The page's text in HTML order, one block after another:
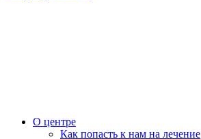
О центре
Как попасть к нам на лечение